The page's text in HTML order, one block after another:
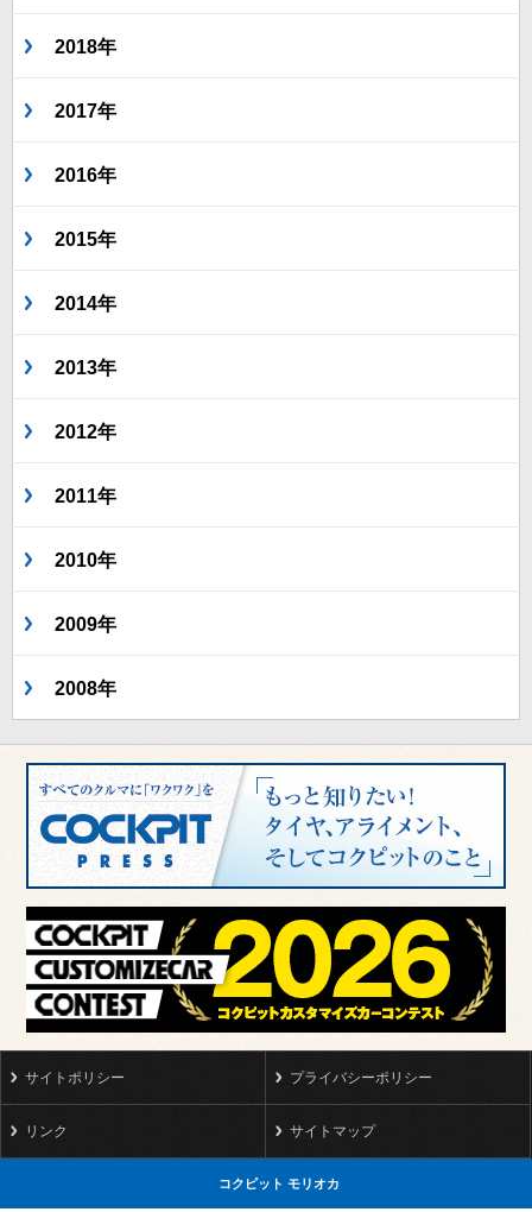
2018年
2017年
2016年
2015年
2014年
2013年
2012年
2011年
2010年
2009年
2008年
サイトポリシー プライバシーポリシー
リンク サイトマップ
コクピット モリオカ